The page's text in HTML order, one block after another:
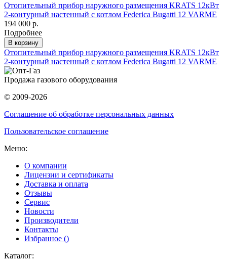
Отопительный прибор наружного размещения KRATS 12кВт
2-контурный настенный с котлом Federica Bugatti 12 VARME
194 000 р.
Подробнее
В корзину
Отопительный прибор наружного размещения KRATS 12кВт
2-контурный настенный с котлом Federica Bugatti 12 VARME
Продажа газового оборудования
© 2009-2026
Соглашение об обработке персональных данных
Пользовательское соглашение
Меню:
О компании
Лицензии и сертификаты
Доставка и оплата
Отзывы
Сервис
Новости
Производители
Контакты
Избранное ()
Каталог: